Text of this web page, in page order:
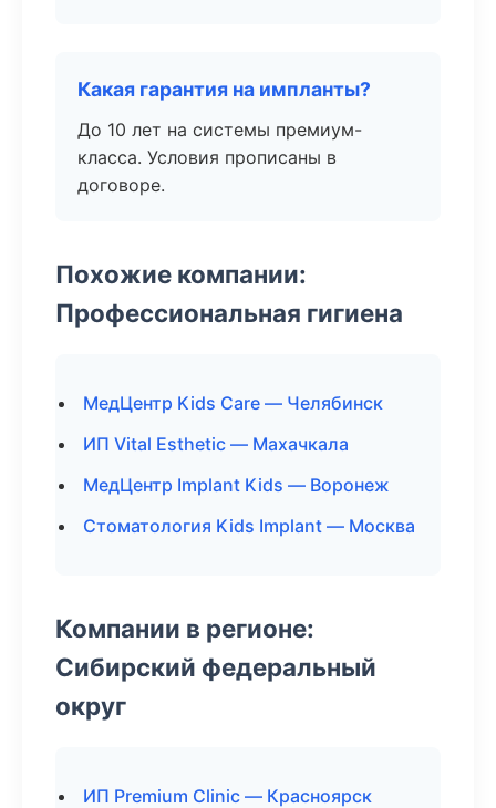
Какая гарантия на импланты?
До 10 лет на системы премиум-
класса. Условия прописаны в
договоре.
Похожие компании:
Профессиональная гигиена
МедЦентр Kids Care — Челябинск
ИП Vital Esthetic — Махачкала
МедЦентр Implant Kids — Воронеж
Стоматология Kids Implant — Москва
Компании в регионе:
Сибирский федеральный
округ
ИП Premium Clinic — Красноярск